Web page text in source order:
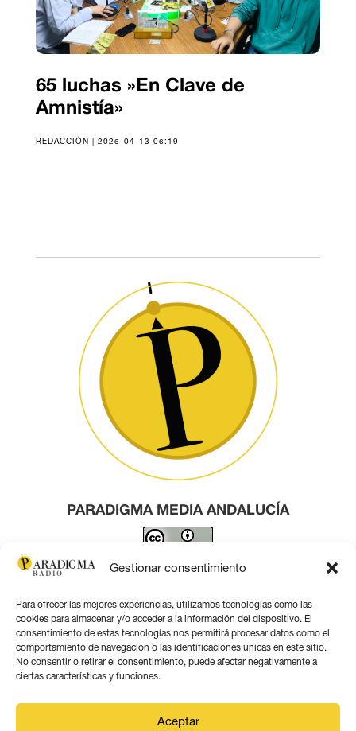
Gestionar consentimiento
Para ofrecer las mejores experiencias, utilizamos tecnologías como las
cookies para almacenar y/o acceder a la información del dispositivo. El
consentimiento de estas tecnologías nos permitirá procesar datos como el
comportamiento de navegación o las identificaciones únicas en este sitio.
No consentir o retirar el consentimiento, puede afectar negativamente a
ciertas características y funciones.
Aceptar
65 luchas »En Clave de
Amnistía»
REDACCIÓN | 2026-04-13 06:19
PARADIGMA MEDIA ANDALUCÍA
Este obra está bajo una licencia de Creative Commons
Contacto por correo
Aviso legal